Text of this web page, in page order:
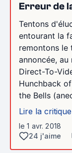
Erreur de
Tentons
entourant la
remontons le
annoncée,
Direct-To-
Hunchback
the Bells
Lire la critique
le 1 avr. 2018
24 j'aime